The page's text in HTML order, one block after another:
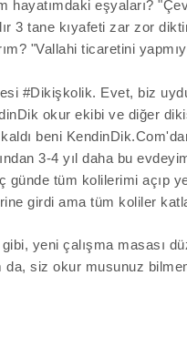
hayatımdaki eşyaları?
3 tane kıyafeti zar zor
"Vallahi ticaretini
#Dikişkolik. Evet, biz
okur ekibi ve diğer
beni
3-4 yıl daha bu
günde tüm kolilerimi açıp
girdi ama tüm koliler
yeni çalışma masası
da, siz okur musunuz